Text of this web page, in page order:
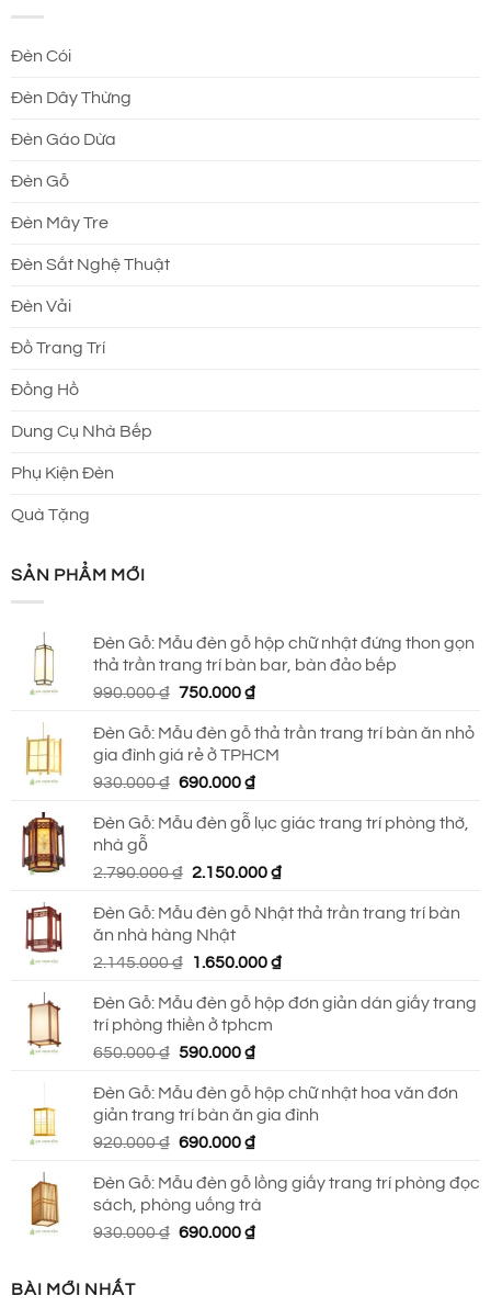
Đèn Cói
Đèn Dây Thừng
Đèn Gáo Dừa
Đèn Gỗ
Đèn Mây Tre
Đèn Sắt Nghệ Thuật
Đèn Vải
Đồ Trang Trí
Đồng Hồ
Dung Cụ Nhà Bếp
Phụ Kiện Đèn
Quà Tặng
SẢN PHẨM MỚI
Đèn Gỗ: Mẫu đèn gỗ hộp chữ nhật đứng thon gọn
thả trần trang trí bàn bar, bàn đảo bếp
990.000₫ Giá
là:
990.000 ₫.
750.000₫Giá
tại
là:
750.000 ₫.
Đèn Gỗ: Mẫu đèn gỗ thả trần trang trí bàn ăn nhỏ
gia đình giá rẻ ở TPHCM
930.000₫ Giá
là:
690.000₫Giá
tại
690.000 ₫.
Đèn Gỗ: Mẫu đèn gỗ lục giác trang trí phòng thờ,
nhà gỗ
2.790.000₫ Giá
là:
2.790.000 ₫.
2.150.000₫Giá
tại
2.150.000 ₫.
Đèn Gỗ: Mẫu đèn gỗ Nhật thả trần trang trí bàn
ăn nhà hàng Nhật
2.145.000₫
Giá
là:
2.145.000 ₫.
1.650.000₫Giá
tại
Đèn Gỗ: Mẫu đèn gỗ hộp đơn giản dán giấy trang
trí phòng thiền ở tphcm
650.000₫ Giá
là:
650.000 ₫.
590.000₫Giá
tại
là:
590.000 ₫.
Đèn Gỗ: Mẫu đèn gỗ hộp chữ nhật hoa văn đơn
giản trang trí bàn ăn gia đình
920.000₫ Giá
là:
920.000 ₫.
690.000₫Giá
tại
là:
690.000 ₫.
Đèn Gỗ: Mẫu đèn gỗ lồng giấy trang trí phòng đọc
sách, phòng uống trà
930.000₫ Giá
690.000₫Giá
BÀI MỚI NHẤT